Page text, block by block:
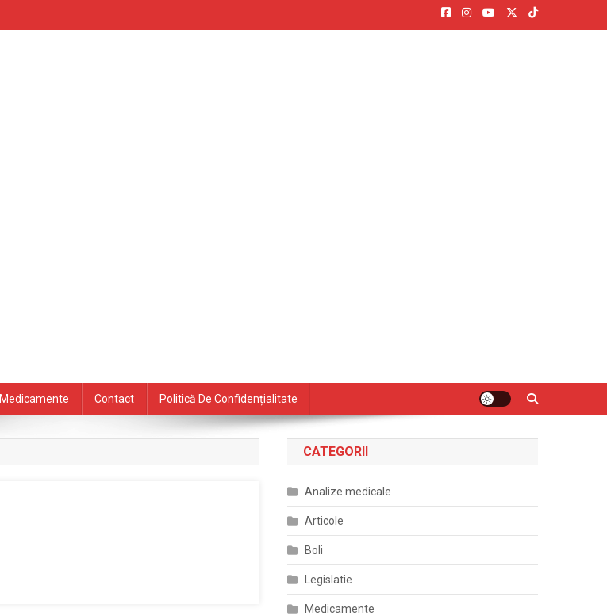
Medicamente Contact Politică De Confidențialitate
CATEGORII
Analize medicale
Articole
Boli
Legislatie
Medicamente